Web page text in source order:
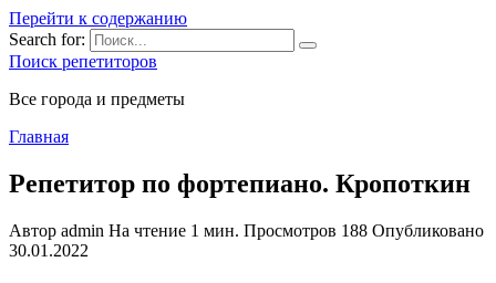
Перейти к содержанию
Search for:
Поиск репетиторов
Все города и предметы
Главная
Репетитор по фортепиано. Кропоткин
Автор admin На чтение 1 мин. Просмотров 188 Опубликовано
30.01.2022